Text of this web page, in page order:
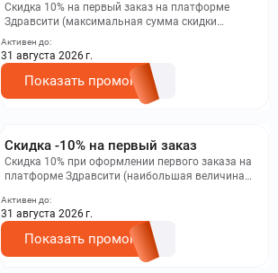
Скидка 10% на первый заказ на платформе
Здравсити (максимальная сумма скидки
применяется в мобильном приложении и не
действует на заказы бронирования
Активен до:
31 августа 2026 г.
Показать промокод
Скидка -10% на первый заказ
Скидка 10% при оформлении первого заказа на
платформе Здравсити (наибольшая величина
применяется в мобильном приложении, а также
не действует на заказы, связанные с
бронированием
Активен до:
31 августа 2026 г.
Показать промокод